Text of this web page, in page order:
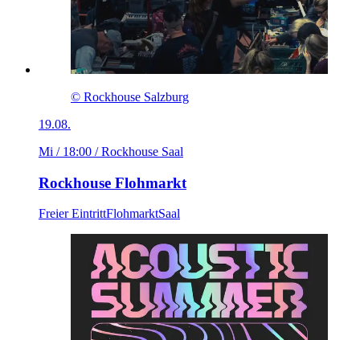
© Rockhouse Salzburg
19.08.
Mi / 18:00 / Rockhouse Saal
Rockhouse Flohmarkt
Freier EintrittFlohmarktSaal